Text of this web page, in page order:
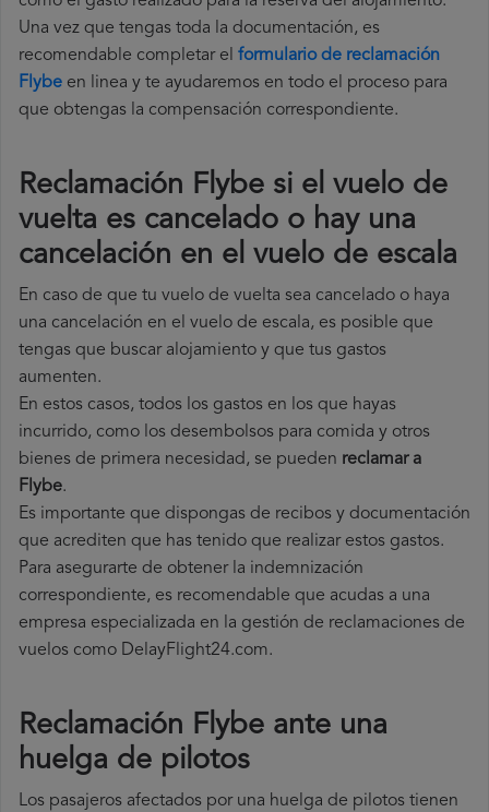
Una vez que tengas toda la documentación, es
recomendable completar el formulario de reclamación
Flybe en linea y te ayudaremos en todo el proceso para
que obtengas la compensación correspondiente.
Reclamación Flybe si el vuelo de
vuelta es cancelado o hay una
cancelación en el vuelo de escala
En caso de que tu vuelo de vuelta sea cancelado o haya
una cancelación en el vuelo de escala, es posible que
tengas que buscar alojamiento y que tus gastos
aumenten.
En estos casos, todos los gastos en los que hayas
incurrido, como los desembolsos para comida y otros
bienes de primera necesidad, se pueden reclamar a
Flybe.
Es importante que dispongas de recibos y documentación
que acrediten que has tenido que realizar estos gastos.
Para asegurarte de obtener la indemnización
correspondiente, es recomendable que acudas a una
empresa especializada en la gestión de reclamaciones de
vuelos como DelayFlight24.com.
Reclamación Flybe ante una
huelga de pilotos
Los pasajeros afectados por una huelga de pilotos tienen